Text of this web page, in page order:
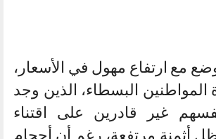
مع ارتفاع مهول في الأسعار،
المواطنين البسطاء، الذين وجد
غير قادرين على اقتناء
أثمنة مرتفعة، رغم أن أحجام